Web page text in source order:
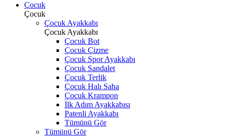
Çocuk
Çocuk
Çocuk Ayakkabı
Çocuk Ayakkabı
Çocuk Bot
Çocuk Çizme
Çocuk Spor Ayakkabı
Çocuk Sandalet
Çocuk Terlik
Çocuk Halı Saha
Çocuk Krampon
İlk Adım Ayakkabısı
Patenli Ayakkabı
Tümünü Gör
Tümünü Gör